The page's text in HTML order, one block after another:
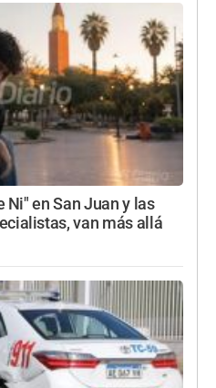
Ni" en San Juan y las
van más allá